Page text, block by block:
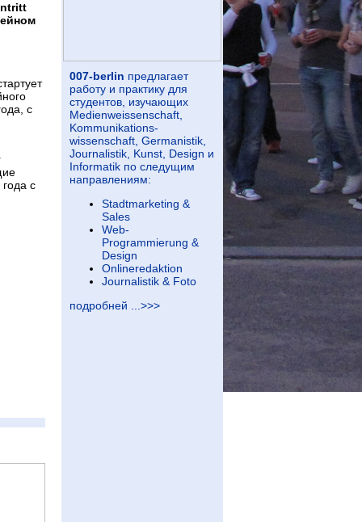
с
с
007-berlin предлагает
работу и практику для
студентов, изучающих
Medienweissenschaft,
Kommunikations-
wissenschaft, Germanistik,
Journalistik, Kunst, Design и
Informatik по следущим
направлениям:
Stadtmarketing &
Sales
Web-
Programmierung &
Design
Onlineredaktion
Journalistik & Foto
подробней ...>>>